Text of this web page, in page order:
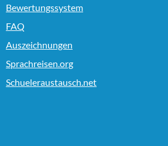
Bewertungssystem
FAQ
Auszeichnungen
Sprachreisen.org
Schueleraustausch.net